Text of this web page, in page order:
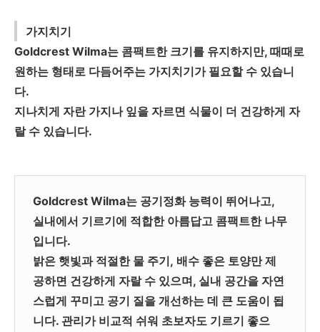
가지치기
Goldcrest Wilma는 콤팩트한 크기를 유지하지만, 때때로
원하는 형태로 다듬어주는 가지치기가 필요할 수 있습니
다.
지나치게 자란 가지나 잎을 자르면 식물이 더 건강하게 자
랄 수 있습니다.
Goldcrest Wilma는 공기정화 능력이 뛰어나고,
실내에서 기르기에 적합한 아름답고 콤팩트한 나무
입니다.
밝은 햇빛과 적절한 물 주기, 배수 좋은 토양만 제
공하면 건강하게 자랄 수 있으며, 실내 공간을 자연
스럽게 꾸미고 공기 질을 개선하는 데 큰 도움이 됩
니다. 관리가 비교적 쉬워 초보자도 기르기 좋으